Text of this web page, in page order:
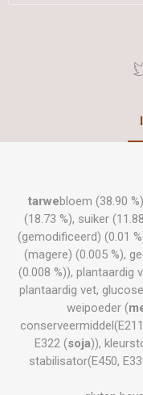
tarwebloem (38.90
(18.73 %), suiker
(gemodificeerd) (0.01
(magere) (0.005 %),
(0.008 %)), plantaardig
plantaardig vet,
weipoeder (
E322 (soja)),
stabilisator(E450,